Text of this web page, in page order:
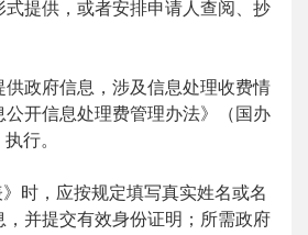
式提供，或者安排申请人查阅、抄
供政府信息，涉及信息处理收费情
公开信息处理费管理办法》（国办
行。
时，应按规定填写真实姓名或名
，并提交有效身份证明；所需政府